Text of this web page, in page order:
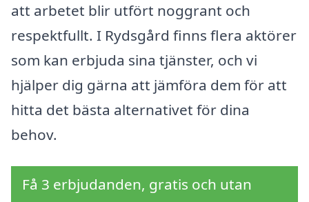
att arbetet blir utfört noggrant och
respektfullt. I Rydsgård finns flera aktörer
som kan erbjuda sina tjänster, och vi
hjälper dig gärna att jämföra dem för att
hitta det bästa alternativet för dina
behov.
Få 3 erbjudanden, gratis och utan